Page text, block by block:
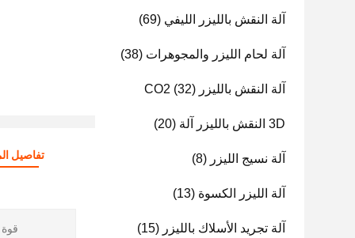
آلة النقش بالليزر الليفي (69)
آلة لحام الليزر والمجوهرات (38)
آلة النقش بالليزر CO2 (32)
3D النقش بالليزر آلة (20)
آلة نسيج الليزر (8)
آلة الليزر الكسوة (13)
آلة تجريد الأسلاك بالليزر (15)
تفاصيل
قوة